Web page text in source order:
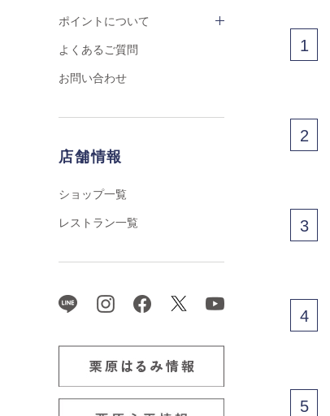
ポイントについて
よくあるご質問
お問い合わせ
店舗情報
ショップ一覧
レストラン一覧
1
2
3
4
5